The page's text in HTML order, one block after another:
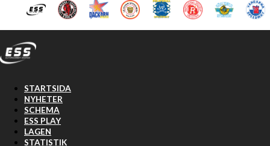
Hoppa till huvudinnehåll Hoppa till sidfot
STARTSIDA
NYHETER
SCHEMA
ESS PLAY
LAGEN
STATISTIK